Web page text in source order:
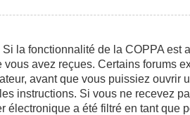
la fonctionnalité de la COPPA est
avez reçues. Certains forums
avant que vous puissiez ouvrir
instructions. Si vous ne recevez
a été filtré en tant que